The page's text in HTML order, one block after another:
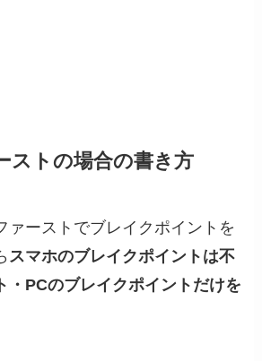
ストの場合の書き方
ァーストでブレイクポイントを
スマホのブレイクポイントは不
・PCのブレイクポイントだけを